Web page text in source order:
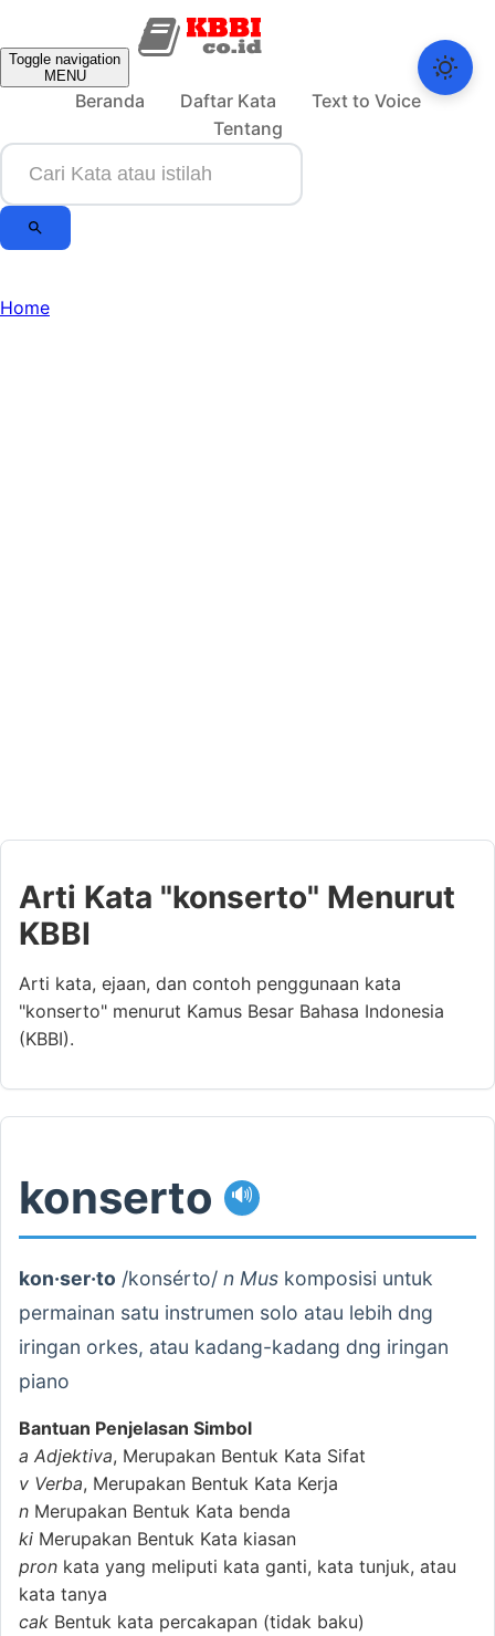
Toggle navigation
MENU
Beranda Daftar Kata
Text to Voice
Tentang
Home
Arti Kata "konserto" Menurut
KBBI
Arti kata, ejaan, dan contoh penggunaan kata
"konserto" menurut Kamus Besar Bahasa Indonesia
(KBBI).
konserto 🔊
kon·ser·to /konsérto/ n Mus komposisi untuk
permainan satu instrumen solo atau lebih dng
iringan orkes, atau kadang-kadang dng iringan
piano
Bantuan Penjelasan Simbol
a Adjektiva, Merupakan Bentuk Kata Sifat
v Verba, Merupakan Bentuk Kata Kerja
n Merupakan Bentuk Kata benda
ki Merupakan Bentuk Kata kiasan
pron kata yang meliputi kata ganti, kata tunjuk, atau
kata tanya
cak Bentuk kata percakapan (tidak baku)